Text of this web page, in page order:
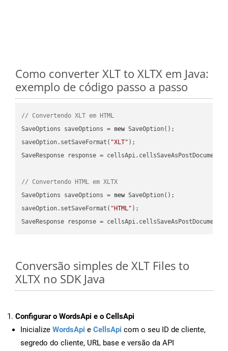
Como converter XLT to XLTX em Java:
exemplo de código passo a passo
// Convertendo XLT em HTML
SaveOptions saveOptions = new SaveOption();
saveOption.setSaveFormat( "XLT" );
SaveResponse response =
// Convertendo HTML em XLTX
SaveOptions saveOptions = new SaveOption();
saveOption.setSaveFormat( "HTML" );
SaveResponse response =
Conversão simples de XLT Files to
XLTX no SDK Java
Configurar o WordsApi e o CellsApi
Inicialize WordsApi e CellsApi com o seu ID de cliente,
segredo do cliente, URL base e versão da API